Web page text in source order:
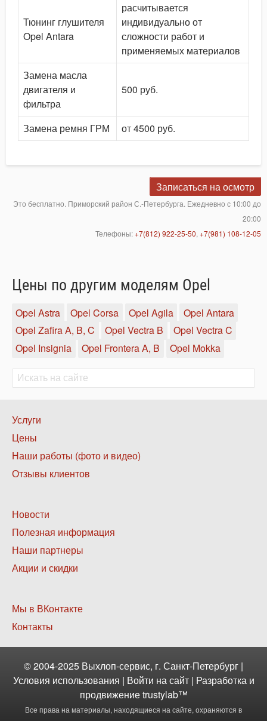
Тюнинг глушителя
Opel Antara
расчитывается
индивидуально от
сложности работ и
применяемых материалов
Замена масла
двигателя и
фильтра
500 руб.
Замена ремня ГРМ от 4500 руб.
Записаться на осмотр
Это бесплатно. Приморский район С.-Петербурга. Ежедневно с 10:00 до
20:00
Телефоны:+7(812) 922-25-50, +7(981) 108-12-05
Цены по другим моделям Opel
Opel Astra Opel Corsa Opel Agila
Opel Antara
Opel Zafira A, B, C
Opel Vectra B
Opel Vectra C
Opel Insignia
Opel Frontera A, B Opel Mokka
Поиск
Поиск
Нижнее
меню
1
Услуги
Цены
Наши работы (фото и видео)
Отзывы клиентов
Нижнее
меню
2
Новости
Полезная информация
Наши партнеры
Акции и скидки
Нижнее
меню
3
Мы в ВКонтакте
Контакты
© 2004-2025 Выхлоп-сервис, г. Санкт-Петербург |
Условия использования | Войти на сайт | Разработка и
продвижениеtrustylab™
Все права на материалы, находящиеся на сайте, охраняются в